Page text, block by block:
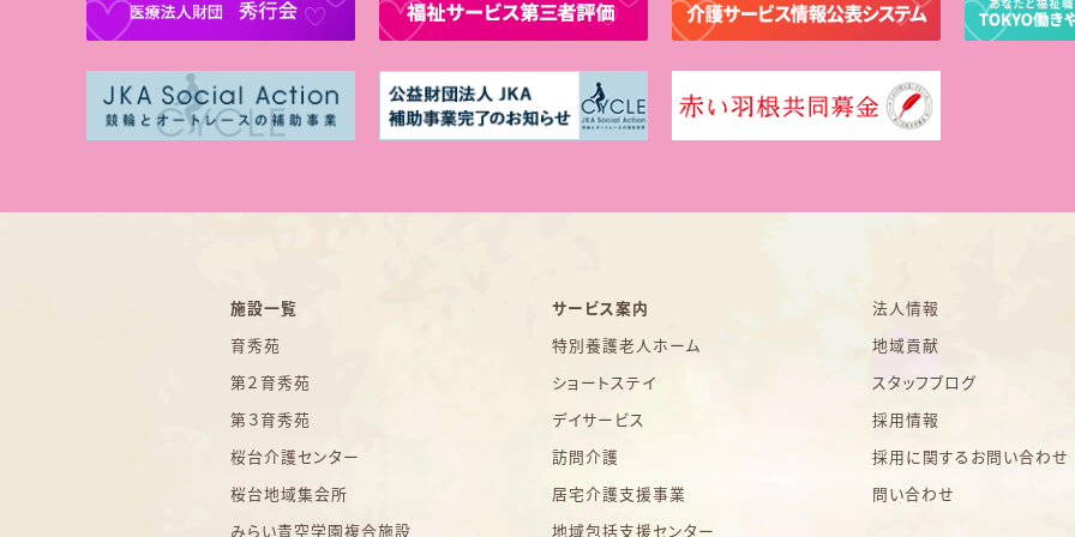
施設一覧
育秀苑
第２育秀苑
第３育秀苑
桜台介護センター
桜台地域集会所
みらい青空学園複合施設
サービス案内
特別養護老人ホーム
ショートステイ
デイサービス
訪問介護
居宅介護支援事業
地域包括支援センター
法人情報
地域貢献
スタッフブログ
採用情報
採用に関するお問い合わせ
問い合わせ